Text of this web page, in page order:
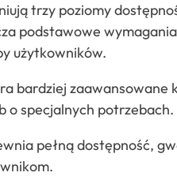
trzy poziomy
podstawowe
użytkowników.
bardziej
o specjalnych potrzebach.
pełną dostępność,